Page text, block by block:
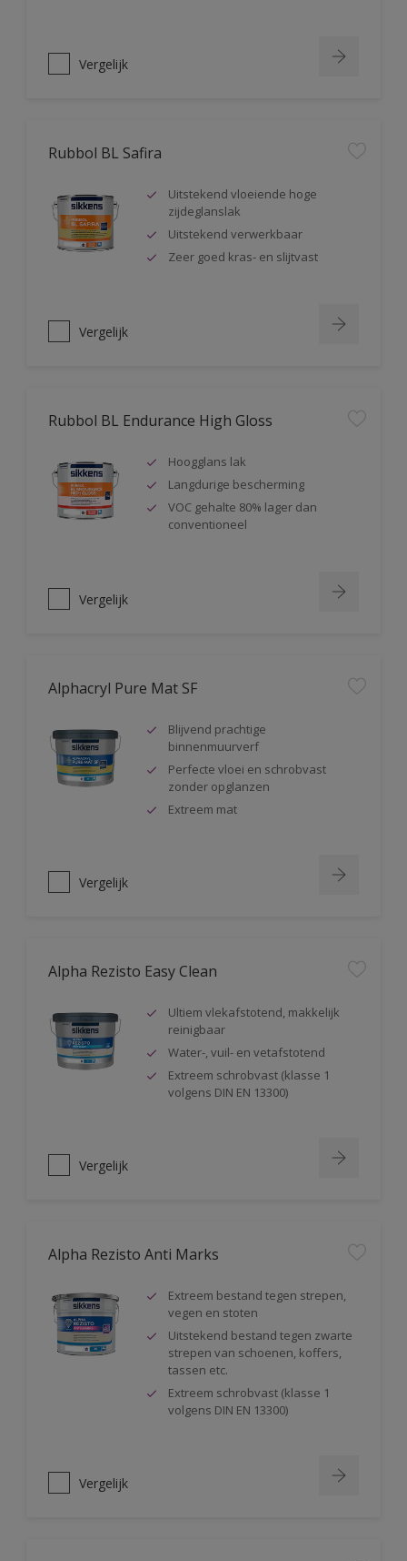
Vergelijk
Rubbol BL Safira
Uitstekend vloeiende hoge
zijdeglanslak
Uitstekend verwerkbaar
Zeer goed kras- en slijtvast
Vergelijk
Rubbol BL Endurance High Gloss
Hoogglans lak
Langdurige bescherming
VOC gehalte 80% lager dan
conventioneel
Vergelijk
Alphacryl Pure Mat SF
Blijvend prachtige
binnenmuurverf
Perfecte vloei en schrobvast
zonder opglanzen
Extreem mat
Vergelijk
Alpha Rezisto Easy Clean
Ultiem vlekafstotend, makkelijk
reinigbaar
Water-, vuil- en vetafstotend
Extreem schrobvast (klasse 1
volgens DIN EN 13300)
Vergelijk
Alpha Rezisto Anti Marks
Extreem bestand tegen strepen,
vegen en stoten
Uitstekend bestand tegen zwarte
strepen van schoenen, koffers,
tassen etc.
Extreem schrobvast (klasse 1
volgens DIN EN 13300)
Vergelijk